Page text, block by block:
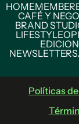
HOMEMEMBER
CAFÉ Y
BRAND
LIFESTYLE
NEWSLETTERS
Políticas